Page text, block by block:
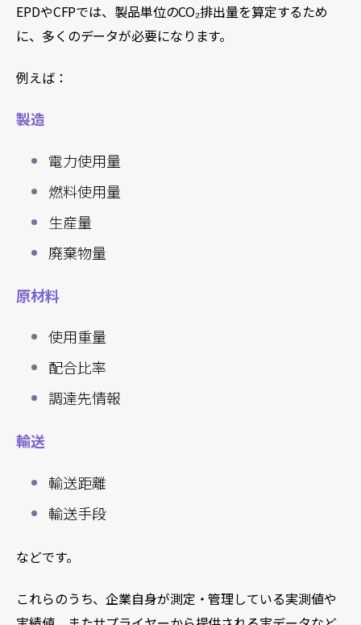
EPDやCFPでは、製品単位のCO₂排出量を算定するため
に、多くのデータが必要になります。
例えば：
製造
電力使用量
燃料使用量
生産量
廃棄物量
原材料
使用重量
配合比率
調達先情報
輸送
輸送距離
輸送手段
などです。
これらのうち、企業自身が測定・管理している実測値や